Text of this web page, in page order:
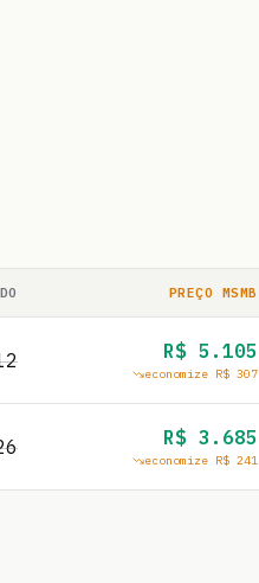
PREÇO MSMB
R$ 5.105
economize R$ 307
R$ 3.685
economize R$ 241